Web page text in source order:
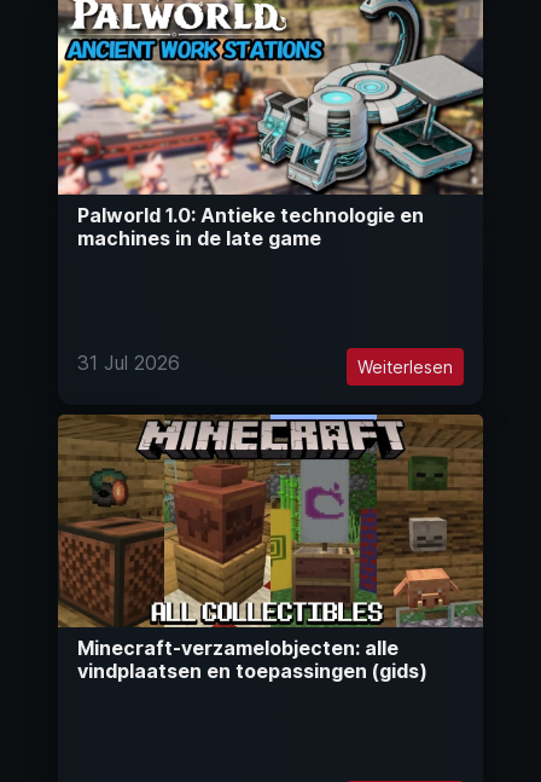
Palworld 1.0: Antieke technologie en
machines in de late game
31 Jul 2026 Weiterlesen
Minecraft-verzamelobjecten: alle
vindplaatsen en toepassingen (gids)